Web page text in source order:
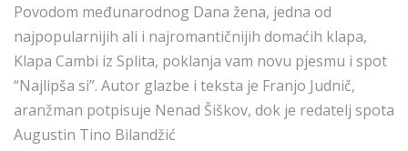
Povodom međunarodnog Dana žena, jedna od
najpopularnijih ali i najromantičnijih domaćih klapa,
Klapa Cambi iz Splita, poklanja vam novu pjesmu i spot
“Najlipša si”. Autor glazbe i teksta je Franjo Judnič,
aranžman potpisuje Nenad Šiškov, dok je redatelj spota
Augustin Tino Bilandžić